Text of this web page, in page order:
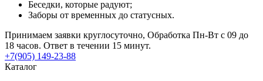
Беседки, которые радуют;
Заборы от временных до статусных.
Принимаем заявки круглосуточно, Обработка Пн-Вт с 09 до
18 часов. Ответ в течении 15 минут.
+7(905) 149-23-88
Каталог